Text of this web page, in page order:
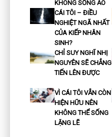
KHÔNG SỐNG ẢO
CÁI TÔI – ĐIỀU
NGHIỆT NGÃ NHẤT
CỦA KIẾP NHÂN
SINH?
CHỈ SUY NGHĨ NHỊ
NGUYÊN SẼ CHẲNG
TIẾN LÊN ĐƯỢC
VÌ CÁI TÔI VẪN CÒN
HIỆN HỮU NÊN
KHÔNG THỂ SỐNG
LẶNG LẼ